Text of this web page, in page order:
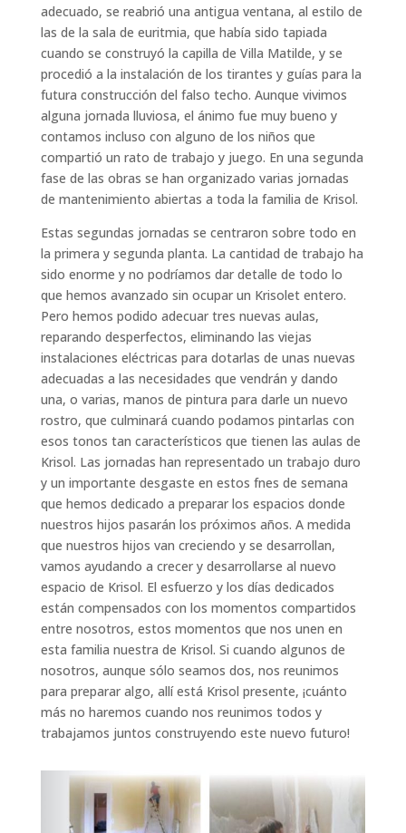
adecuado, se reabrió una antigua ventana, al estilo de
las de la sala de euritmia, que había sido tapiada
cuando se construyó la capilla de Villa Matilde, y se
procedió a la instalación de los tirantes y guías para la
futura construcción del falso techo. Aunque vivimos
alguna jornada lluviosa, el ánimo fue muy bueno y
contamos incluso con alguno de los niños que
compartió un rato de trabajo y juego. En una segunda
fase de las obras se han organizado varias jornadas
de mantenimiento abiertas a toda la familia de Krisol.
Estas segundas jornadas se centraron sobre todo en
la primera y segunda planta. La cantidad de trabajo ha
sido enorme y no podríamos dar detalle de todo lo
que hemos avanzado sin ocupar un Krisolet entero.
Pero hemos podido adecuar tres nuevas aulas,
reparando desperfectos, eliminando las viejas
instalaciones eléctricas para dotarlas de unas nuevas
adecuadas a las necesidades que vendrán y dando
una, o varias, manos de pintura para darle un nuevo
rostro, que culminará cuando podamos pintarlas con
esos tonos tan característicos que tienen las aulas de
Krisol. Las jornadas han representado un trabajo duro
y un importante desgaste en estos fnes de semana
que hemos dedicado a preparar los espacios donde
nuestros hijos pasarán los próximos años. A medida
que nuestros hijos van creciendo y se desarrollan,
vamos ayudando a crecer y desarrollarse al nuevo
espacio de Krisol. El esfuerzo y los días dedicados
están compensados con los momentos compartidos
entre nosotros, estos momentos que nos unen en
esta familia nuestra de Krisol. Si cuando algunos de
nosotros, aunque sólo seamos dos, nos reunimos
para preparar algo, allí está Krisol presente, ¡cuánto
más no haremos cuando nos reunimos todos y
trabajamos juntos construyendo este nuevo futuro!